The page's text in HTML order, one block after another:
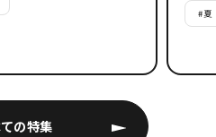
の特集
#夏